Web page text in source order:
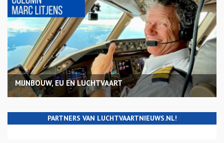
MIJNBOUW, EU EN LUCHTVAART
PARTNERS VAN LUCHTVAARTNIEUWS.NL!